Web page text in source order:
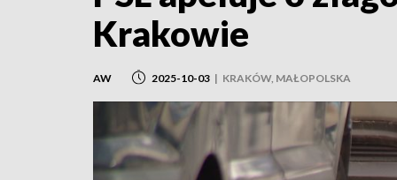
Krakowie
AW 2025-10-03 | KRAKÓW, MAŁOPOLSKA